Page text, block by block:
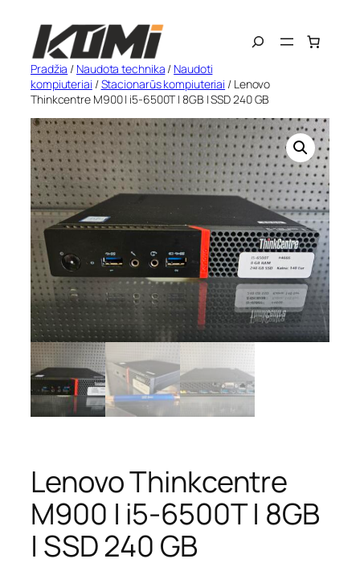
turinio
Search
Pradžia / Naudota technika / Naudoti
kompiuteriai /Stacionarūs kompiuteriai / Lenovo
Thinkcentre M900 | i5-6500T | 8GB | SSD 240 GB
Lenovo Thinkcentre
M900 | i5-6500T | 8GB
| SSD 240 GB